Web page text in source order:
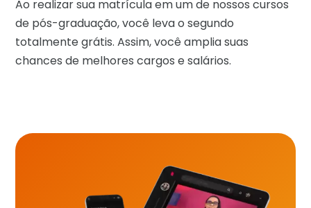
Ao realizar sua matrícula em um de nossos cursos
de pós-graduação, você leva o segundo
totalmente grátis. Assim, você amplia suas
chances de melhores cargos e salários.